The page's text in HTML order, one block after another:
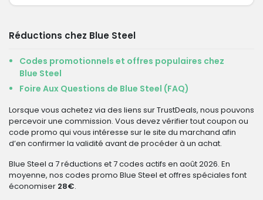
Réductions chez Blue Steel
Codes promotionnels et offres populaires chez
Blue Steel
Foire Aux Questions de Blue Steel (FAQ)
Lorsque vous achetez via des liens sur TrustDeals, nous pouvons
percevoir une commission. Vous devez vérifier tout coupon ou
code promo qui vous intéresse sur le site du marchand afin
d’en confirmer la validité avant de procéder à un achat.
Blue Steel a 7 réductions et 7 codes actifs en août 2026. En
moyenne, nos codes promo Blue Steel et offres spéciales font
économiser 28€.